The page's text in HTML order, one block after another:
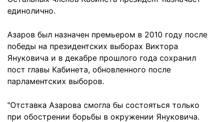
единолично.
Азаров был назначен премьером в 2010 году после
победы на президентских выборах Виктора
Януковича и в декабре прошлого года сохранил
пост главы Кабинета, обновленного после
парламентских выборов.
"Отставка Азарова смогла бы состояться только
при обострении борьбы в окружении Януковича.